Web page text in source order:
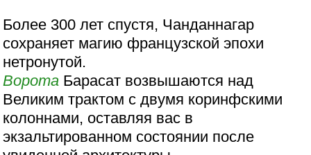
Более 300 лет спустя, Чанданнагар
сохраняет магию французской эпохи
нетронутой.
Ворота Барасат возвышаются над
Великим трактом с двумя коринфскими
колоннами, оставляя вас в
экзальтированном состоянии после